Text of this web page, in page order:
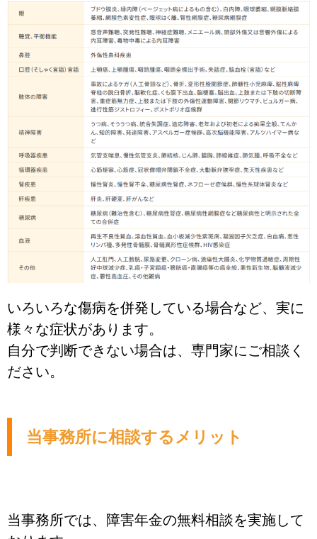
いろいろな傷病を併発している場合など、実に
様々な症状があります。
自分で判断できない場合は、専門家にご相談く
ださい。
当事務所に相談するメリット
当事務所では、障害年金の無料相談を実施して